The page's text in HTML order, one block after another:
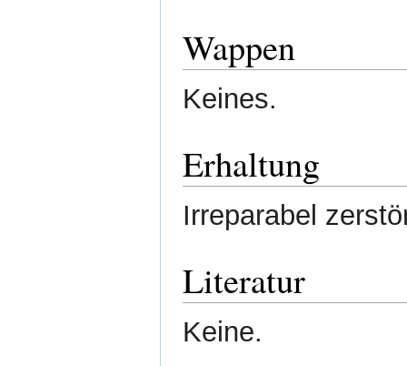
Wappen
Keines.
Erhaltung
Irreparabel
Literatur
Keine.